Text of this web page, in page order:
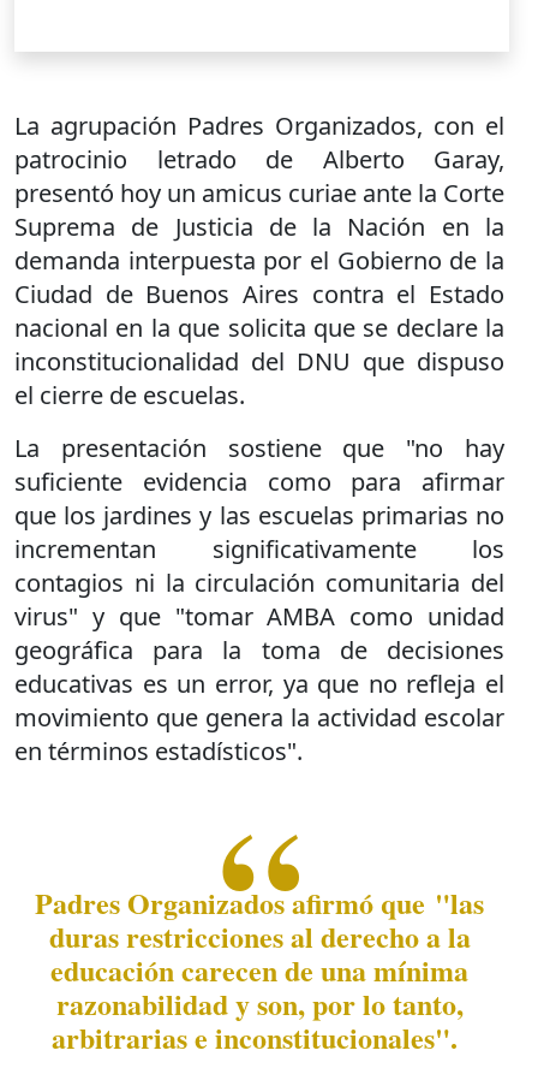
La agrupación Padres Organizados, con el
patrocinio letrado de Alberto Garay,
presentó hoy un amicus curiae ante la Corte
Suprema de Justicia de la Nación en la
demanda interpuesta por el Gobierno de la
Ciudad de Buenos Aires contra el Estado
nacional en la que solicita que se declare la
inconstitucionalidad del DNU que dispuso
el cierre de escuelas.
La presentación sostiene que "no hay
suficiente evidencia como para afirmar
que los jardines y las escuelas primarias no
incrementan significativamente los
contagios ni la circulación comunitaria del
virus" y que "tomar AMBA como unidad
geográfica para la toma de decisiones
educativas es un error, ya que no refleja el
movimiento que genera la actividad escolar
en términos estadísticos".
Padres Organizados afirmó que "las
duras restricciones al derecho a la
educación carecen de una mínima
razonabilidad y son, por lo tanto,
arbitrarias e inconstitucionales".